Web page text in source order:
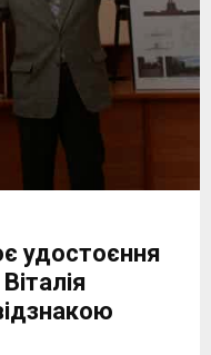
удостоєння